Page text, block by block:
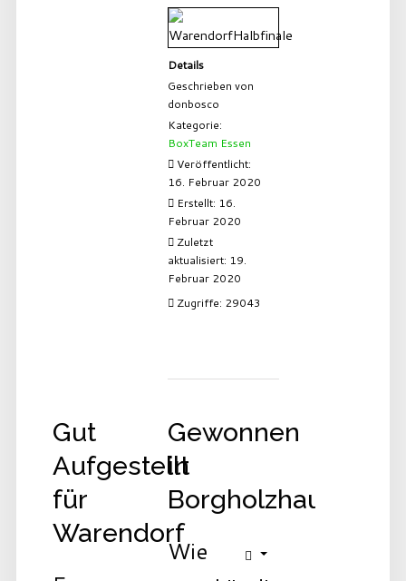
Details
Geschrieben von
donbosco
Kategorie:
BoxTeam Essen
Veröffentlicht:
16. Februar 2020
Erstellt: 16.
Februar 2020
Zuletzt
aktualisiert: 19.
Februar 2020
Zugriffe: 29043
Gut
Aufgestellt
für
Warendorf
Gewonnen
in
Borgholzhausen
Wie